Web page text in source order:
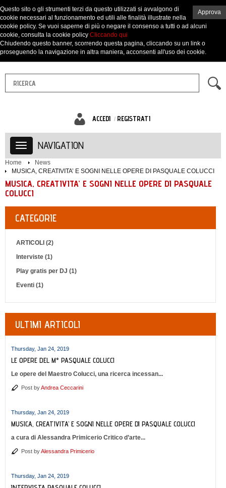
ACCEDI REGISTRATI
NAVIGATION
Home
News
MUSICA, CREATIVITA’ E SOGNI NELLE OPERE DI PASQUALE COLUCCI
MUSICA, CREATIVITA’ E SOGNI NELLE OPERE DI PASQUALE
COLUCCI
CATEGORIE
ARTICOLI (2)
Interviste (1)
Play gratis per DJ (1)
Eventi (1)
ULTIMI ARTICOLI
Thursday, Jan 24, 2019
LE OPERE DEL M° PASQUALE COLUCCI
Le opere del Maestro Colucci, una ricerca incessan...
Post byAndrea Ceccarini
Thursday, Jan 24, 2019
MUSICA, CREATIVITA’ E SOGNI NELLE OPERE DI PASQUALE COLUCCI
a cura di Alessandra Primicerio Critico d’arte...
Post byAlessandra Primicerio
Thursday, Jan 24, 2019
Approva
Questo sito o gli strumenti terzi da questo utilizzati si avvalgono di
cookie necessari al funzionamento ed utili alle finalità illustrate nella
cookie policy. Se vuoi saperne di più o negare il consenso a tutti o ad alcuni
cookie, consulta la cookie policy Cliccando qui
Chiudendo questo banner, scorrendo questa pagina, cliccando su un link o
proseguendo la navigazione in altra maniera, acconsenti all'uso dei cookie.